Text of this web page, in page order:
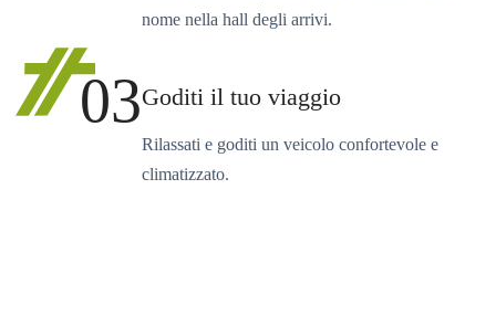
nome nella hall degli arrivi.
03Goditi il tuo viaggio
Rilassati e goditi un veicolo confortevole e
climatizzato.